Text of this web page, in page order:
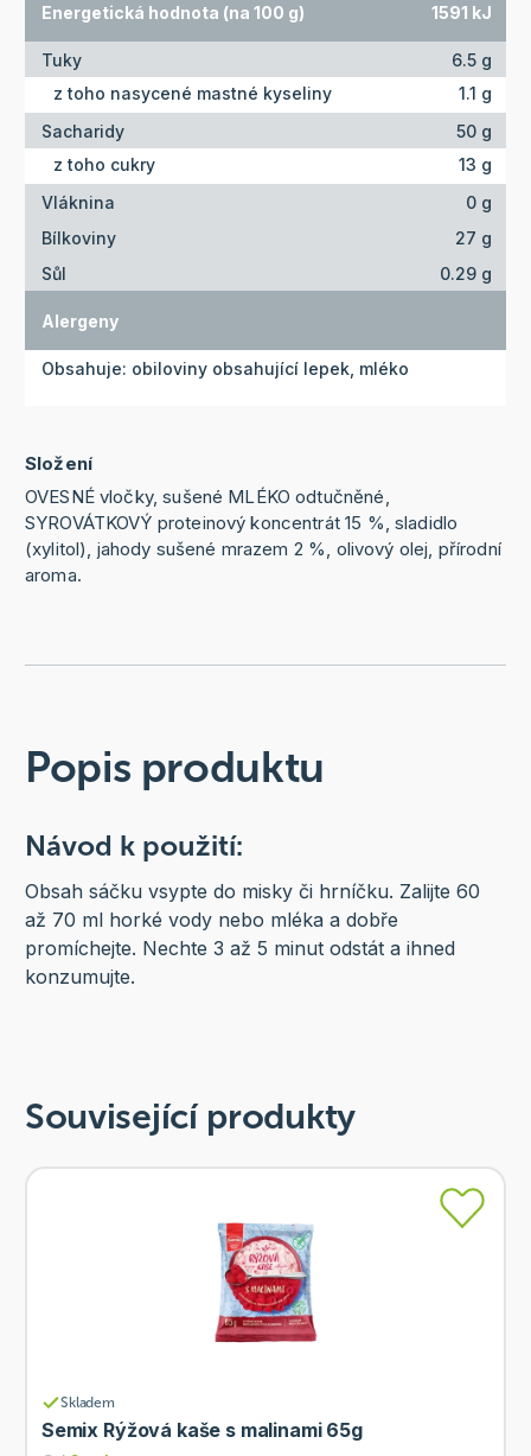
Energetická hodnota (na 100 g) 1591 kJ
Tuky
6.5 g
z toho nasycené mastné kyseliny
1.1 g
Sacharidy
50 g
z toho cukry
13 g
Vláknina
0 g
Bílkoviny
27 g
Sůl
0.29 g
Alergeny
Obsahuje: obiloviny obsahující lepek, mléko
Složení
OVESNÉ vločky, sušené MLÉKO odtučněné,
SYROVÁTKOVÝ proteinový koncentrát 15 %, sladidlo
(xylitol), jahody sušené mrazem 2 %, olivový olej, přírodní
aroma.
Popis produktu
Návod k použití:
Obsah sáčku vsypte do misky či hrníčku. Zalijte 60
až 70 ml horké vody nebo mléka a dobře
promíchejte. Nechte 3 až 5 minut odstát a ihned
konzumujte.
Související produkty
Skladem
Semix Rýžová kaše s malinami 65g